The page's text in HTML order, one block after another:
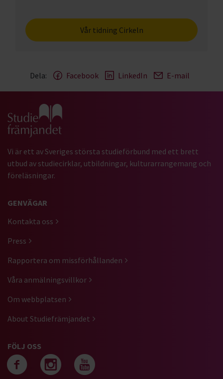
Vår tidning Cirkeln
Dela: Facebook LinkedIn E-mail
Gå till studiefrämjandets startsida
Vi är ett av Sveriges största studieförbund med ett brett
utbud av studiecirklar, utbildningar, kulturarrangemang och
föreläsningar.
GENVÄGAR
Kontakta oss
Press
Rapportera om missförhållanden
Våra anmälningsvillkor
Om webbplatsen
About Studiefrämjandet
FÖLJ OSS